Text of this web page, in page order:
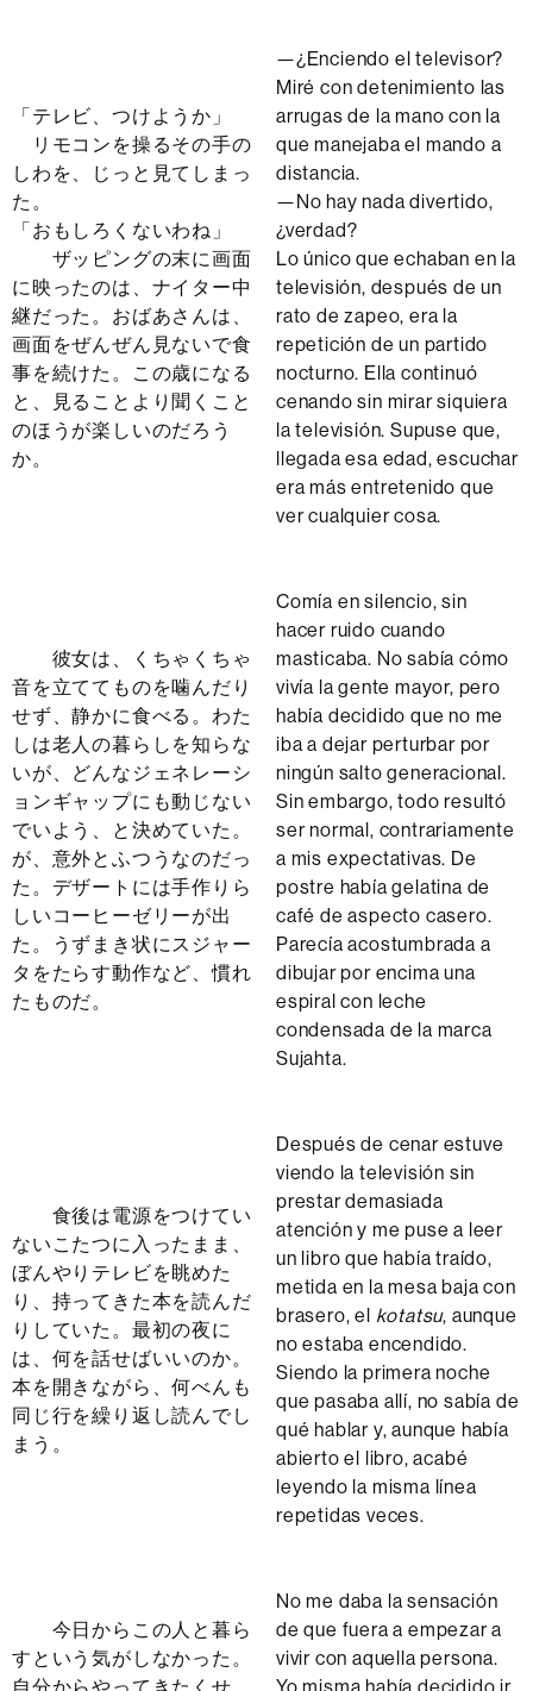
「テレビ、つけようか」
リモコンを操るその手の
しわを、じっと見てしまっ
た。
「おもしろくないわね」
ザッピングの末に画面
に映ったのは、ナイター中
継だった。おばあさんは、
画面をぜんぜん見ないで食
事を続けた。この歳になる
と、見ることより聞くこと
のほうが楽しいのだろう
か。
—¿Enciendo el televisor?
Miré con detenimiento las
arrugas de la mano con la
que manejaba el mando a
distancia.
—No hay nada divertido,
¿verdad?
Lo único que echaban en la
televisión, después de un
rato de zapeo, era la
repetición de un partido
nocturno. Ella continuó
cenando sin mirar siquiera
la televisión. Supuse que,
llegada esa edad, escuchar
era más entretenido que
ver cualquier cosa.
彼女は、くちゃくちゃ
音を立ててものを噛んだり
せず、静かに食べる。わた
しは老人の暮らしを知らな
いが、どんなジェネレーシ
ョンギャップにも動じない
でいよう、と決めていた。
が、意外とふつうなのだっ
た。デザートには手作りら
しいコーヒーゼリーが出
た。うずまき状にスジャー
タをたらす動作など、慣れ
たものだ。
Comía en silencio, sin
hacer ruido cuando
masticaba. No sabía cómo
vivía la gente mayor, pero
había decidido que no me
iba a dejar perturbar por
ningún salto generacional.
Sin embargo, todo resultó
ser normal, contrariamente
a mis expectativas. De
postre había gelatina de
café de aspecto casero.
Parecía acostumbrada a
dibujar por encima una
espiral con leche
condensada de la marca
Sujahta.
食後は電源をつけてい
ないこたつに入ったまま、
ぼんやりテレビを眺めた
り、持ってきた本を読んだ
りしていた。最初の夜に
は、何を話せばいいのか。
本を開きながら、何べんも
同じ行を繰り返し読んでし
まう。
Después de cenar estuve
viendo la televisión sin
prestar demasiada
atención y me puse a leer
un libro que había traído,
metida en la mesa baja con
brasero, el kotatsu, aunque
no estaba encendido.
Siendo la primera noche
que pasaba allí, no sabía de
qué hablar y, aunque había
abierto el libro, acabé
leyendo la misma línea
repetidas veces.
今日からこの人と暮ら
すという気がしなかった。
No me daba la sensación
de que fuera a empezar a
vivir con aquella persona.